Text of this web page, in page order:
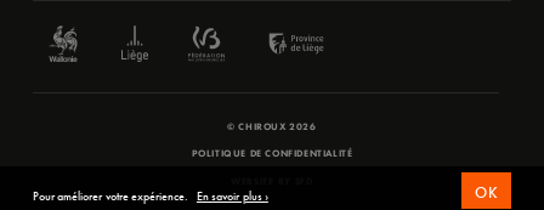
© CHIROUX 2026
POLITIQUE DE CONFIDENTIALITÉ
Pour améliorer votre expérience. En savoir plus › OK